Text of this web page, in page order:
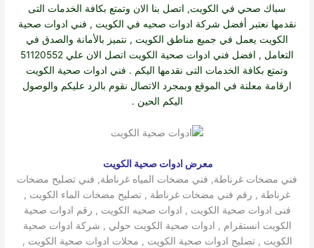
سباك صحي في الكويت, اتصل بنا الان وتمتع بكافة الخدمات التى
نقدمها نعتبر أفضل شركة ادوات صحيه في الكويت , فني ادوات صحية
الكويت يعمل في جميع مناطق الكويت , نتميز بالأمانة والصدق في
التعامل , افضل فني ادوات صحية الكويت اتصل الان علي 51120552
وتمتع بكافة الخدمات التى نقدمها اليكم . فني ادوات صحية الكويت
ارقامة معلنة في الموقع وبمجرد الاتصال نقوم بالرد عليكم والوصول
اليكم الحين .
معرض ادوات صحية الكويت
فني مضخات غرناطة, فني مضخات المياه غرناطة, فني تصليح مضخات
غرناطة , رقم فني مضخات غرناطة , تصليح مضخات الماء الكويت ,
فنى ادوات صحية الكويت , ادوات صحيه الكويت , رقم ادوات صحية
الكويت انستقرام , ادوات صحية الكويت حولي , شركة ادوات صحية
الكويت , تصليح ادوات صحية الكويت , محلات ادوات صحية الكويت ,